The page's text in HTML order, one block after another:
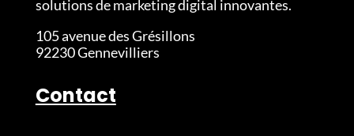
solutions de marketing digital innovantes.
105 avenue des Grésillons
92230 Gennevilliers
Contact